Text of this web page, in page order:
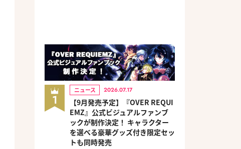
1
ニュース 2026.07.17
【9月発売予定】『OVER REQUI
EMZ』公式ビジュアルファンブ
ックが制作決定！ キャラクター
を選べる豪華グッズ付き限定セッ
トも同時発売